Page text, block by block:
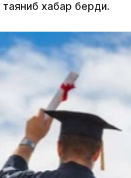
таяниб хабар берди.